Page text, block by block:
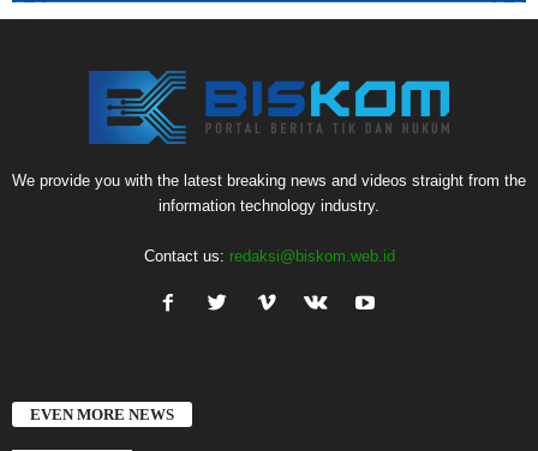
We provide you with the latest breaking news and videos straight from the
information technology industry.
Contact us: redaksi@biskom.web.id
EVEN MORE NEWS